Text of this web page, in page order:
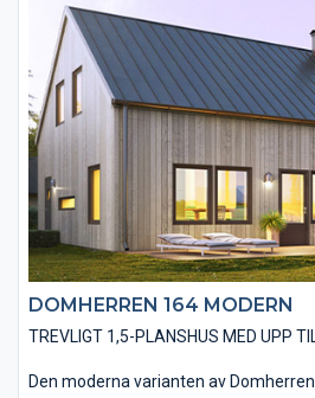
sovrum vilket gör att du har
inreda övervåningen först när
fyra sovrum, ett badrum och allrum
spelhäng för barnen. Välj till
ljusare och rymligare känsla på
varianten av Domherren 164 är
träpanel, ett sadeltak med takpannor
Huset är även utfört med traditionella
dörrar samt knutbrädor vid
valmöjligheter när det kommer till
t ex: träpaneltyper, takbeläggningar,
utföra just din husdröm.
DOMHERREN 164 MODERN
TREVLIGT 1,5-PLANSHUS MED UPP
Den moderna varianten av